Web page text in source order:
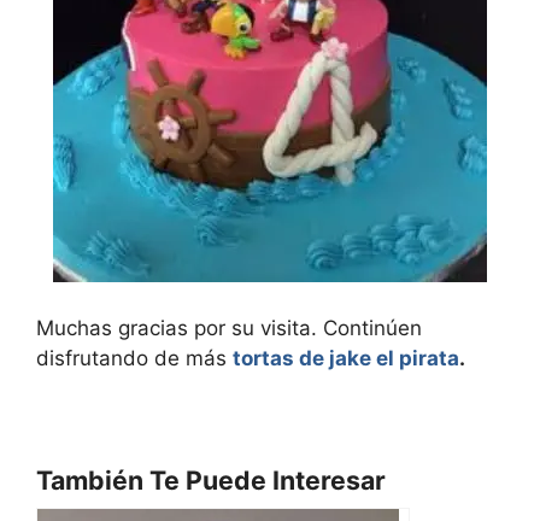
Muchas gracias por su visita. Continúen
disfrutando de más tortas de jake el pirata.
También Te Puede Interesar